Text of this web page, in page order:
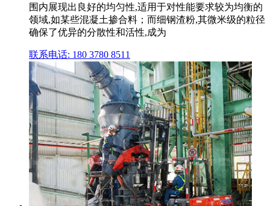
围内展现出良好的均匀性,适用于对性能要求较为均衡的
领域,如某些混凝土掺合料；而细钢渣粉,其微米级的粒径
确保了优异的分散性和活性,成为
联系电话: 180 3780 8511